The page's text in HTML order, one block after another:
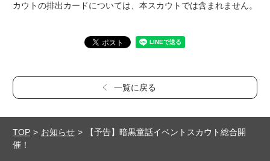
カウトの排出カードについては、本スカウトでは含まれません。
一覧に戻る
TOP お知らせ
【予告】暗黒童話イベントスカウト総合開
催！